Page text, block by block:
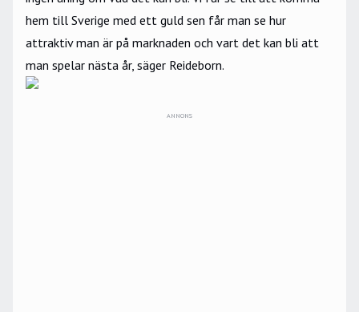
hem till Sverige med ett guld sen får man se hur
attraktiv man är på marknaden och vart det kan bli att
man spelar nästa år, säger Reideborn.